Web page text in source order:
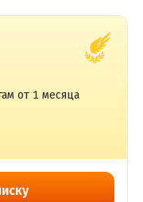
от 1 месяца